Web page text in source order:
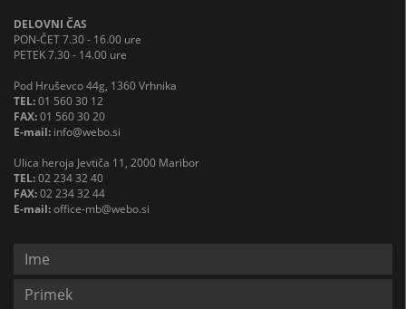
DELOVNI ČAS
PON-ČET 7.30 - 16.00 ure
PETEK 7.30 - 14.00 ure
Pod Hruševco 44g, 1360 Vrhnika
TEL:01 560 30 12
FAX:01 560 30 20
E-mail: info@webo.si
Ulica heroja Jevtiča 11, 2000 Maribor
TEL:02 234 32 40
FAX:02 234 32 44
E-mail:office-mb@webo.si